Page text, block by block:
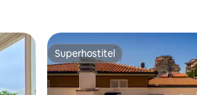
Superhostiteľ
Superhostiteľ